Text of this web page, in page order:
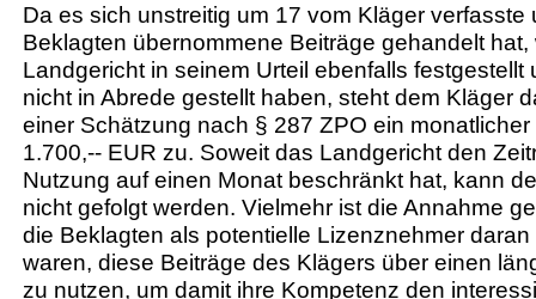
Da es sich unstreitig um 17 vom Kläger verfasste
Beklagten übernommene Beiträge gehandelt hat,
Landgericht in seinem Urteil ebenfalls festgestellt
nicht in Abrede gestellt haben, steht dem Kläger
einer Schätzung nach § 287 ZPO ein
1.700,-- EUR zu. Soweit das Landgericht den
Nutzung auf einen Monat beschränkt hat, kann
nicht gefolgt werden. Vielmehr ist die Annahme
die Beklagten als potentielle Lizenznehmer daran
waren, diese Beiträge des Klägers über einen
zu nutzen, um damit ihre Kompetenz den